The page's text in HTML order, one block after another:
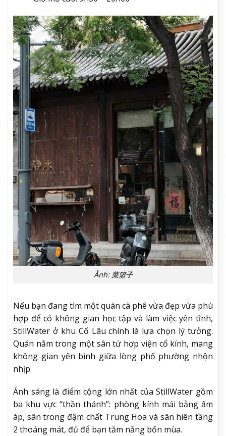
Ảnh: 菜篮子
Nếu bạn đang tìm một quán cà phê vừa đẹp vừa phù
hợp để có không gian học tập và làm việc yên tĩnh,
StillWater ở khu Cổ Lâu chính là lựa chọn lý tưởng.
Quán nằm trong một sân tứ hợp viện cổ kính, mang
không gian yên bình giữa lòng phố phường nhộn
nhịp.
Ánh sáng là điểm cộng lớn nhất của StillWater gồm
ba khu vực “thần thánh”: phòng kính mái bằng ấm
áp, sân trong đậm chất Trung Hoa và sân hiên tầng
2 thoáng mát, đủ để bạn tắm nắng bốn mùa.